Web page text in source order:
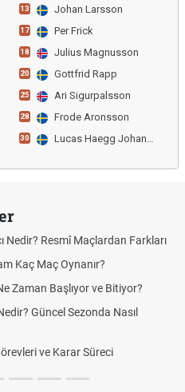
13 Johan Larsson
17 Per Frick
18 Julius Magnusson
20 Gottfrid Rapp
25 Ari Sigurpalsson
28 Frode Aronsson
30 Lucas Haegg Johansson
Nedir? Resmî Maçlardan Farkları
Kaç Maç Oynanır?
Zaman Başlıyor ve Bitiyor?
Güncel Sezonda Nasıl
ve Karar Süreci